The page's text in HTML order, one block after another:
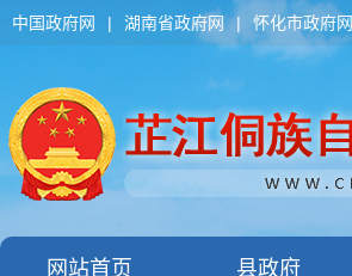
中国政府网 | 湖南省政府网 | 怀化市政府网
网站首页 县政府